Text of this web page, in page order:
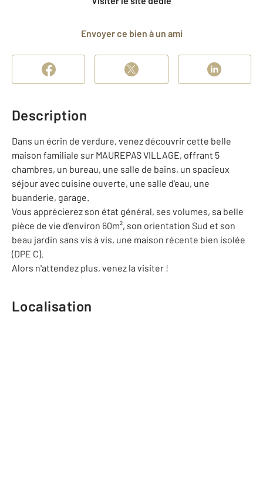
Envoyer ce bien à un ami
Description
Dans un écrin de verdure, venez découvrir cette belle
maison familiale sur MAUREPAS VILLAGE, offrant 5
chambres, un bureau, une salle de bains, un spacieux
séjour avec cuisine ouverte, une salle d'eau, une
buanderie, garage.
Vous apprécierez son état général, ses volumes, sa belle
pièce de vie d'environ 60m², son orientation Sud et son
beau jardin sans vis à vis, une maison récente bien isolée
(DPE C).
Alors n'attendez plus, venez la visiter !
Localisation